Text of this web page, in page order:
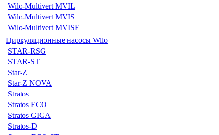
Wilo-Multivert MVIL
Wilo-Multivert MVIS
Wilo-Multivert MVISE
Циркуляционные насосы Wilo
STAR-RSG
STAR-ST
Star-Z
Star-Z NOVA
Stratos
Stratos ECO
Stratos GIGA
Stratos-D